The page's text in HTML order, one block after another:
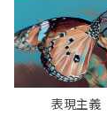
表現主義